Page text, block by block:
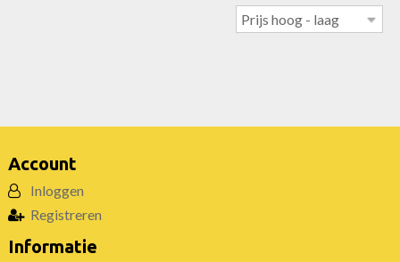
Account
Inloggen
Registreren
Informatie